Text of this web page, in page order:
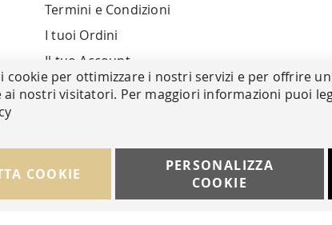
Termini e Condizioni
I tuoi Ordini
Il tuo Account
cookie per ottimizzare i nostri servizi e per offrire
ai nostri visitatori. Per maggiori informazioni puoi
COOKIE
PERSONALIZZA
COOKIE